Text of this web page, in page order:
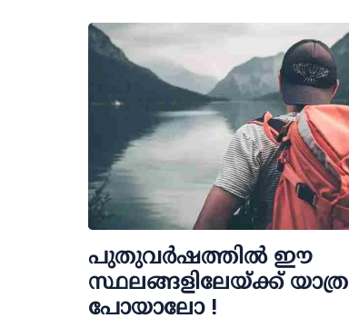
പുതുവര്‍ഷത്തില്‍ ഈ
സ്ഥലങ്ങളിലേയ്ക്ക് യാത്ര
പോയാലോ !